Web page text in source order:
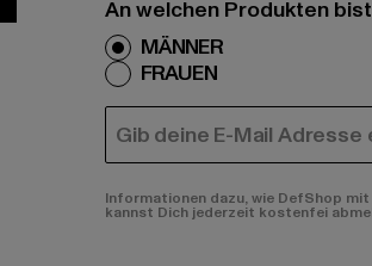
An welchen Produkten
MÄNNER
FRAUEN
E-MAIL
Informationen dazu, wie DefShop
kannst Dich jederzeit kostenfei